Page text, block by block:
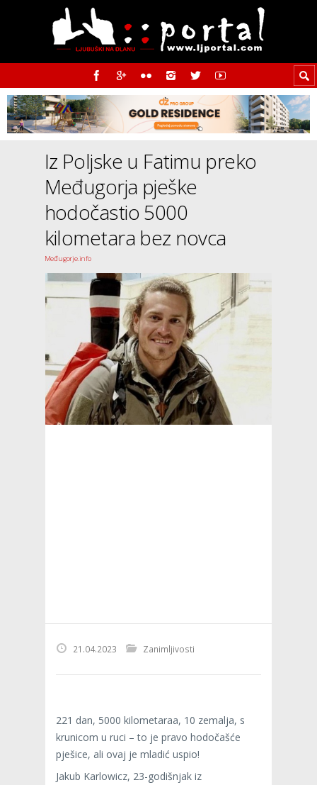
Iz Poljske u Fatimu preko
Međugorja pješke
hodočastio 5000
kilometara bez novca
Međugorje.info
21.04.2023 Zanimljivosti
221 dan, 5000 kilometaraa, 10 zemalja, s
krunicom u ruci – to je pravo hodočašće
pješice, ali ovaj je mladić uspio!
Jakub Karlowicz, 23-godišnjak iz